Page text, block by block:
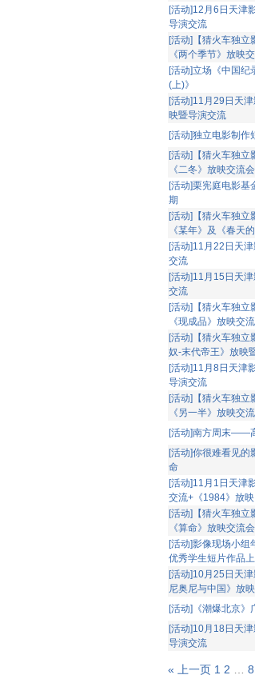
[活动]12月6日天津
导演交流
[活动]【猜火车独
《两个季节》放映
[活动]立场《中国纪
(上)》
[活动]11月29日天
映暨导演交流
[活动]独立电影制作
[活动]【猜火车独立
《二冬》放映交流会
[活动]栗宪庭电影基
期
[活动]【猜火车独
《某年》及《春天
[活动]11月22日天
交流
[活动]11月15日天
交流
[活动]【猜火车独
《现成品》放映交
[活动]【猜火车独
奴-末代帝王》放映
[活动]11月8日天津
导演交流
[活动]【猜火车独立
《另一半》放映交
[活动]南方周末——
[活动]你很难看见
命
[活动]11月1日天津
交流+《1984》放映
[活动]【猜火车独
《算命》放映交流会
[活动]影像现场小组
优秀学生短片作品
[活动]10月25日天
尼奥尼与中国》放
[活动]《潮爆北京》
[活动]10月18日天
导演交流
« 上一页 1 2 … 8